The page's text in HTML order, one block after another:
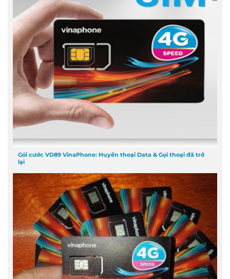
Gói cước VD89 VinaPhone: Huyền thoại Data & Gọi thoại đã trở
lại